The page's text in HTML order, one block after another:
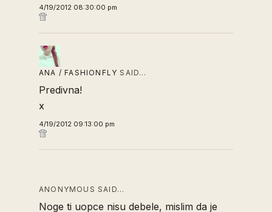
4/19/2012 08:30:00 pm
ANA / FASHIONFLY SAID…
Predivna!
x
4/19/2012 09:13:00 pm
ANONYMOUS SAID…
Noge ti uopce nisu debele, mislim da je